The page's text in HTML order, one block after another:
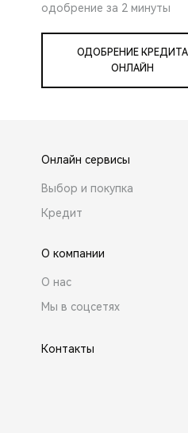
одобрение за 2 минуты
ОДОБРЕНИЕ КРЕДИТА
ОНЛАЙН
Онлайн сервисы
Выбор и покупка
Кредит
О компании
О нас
Мы в соцсетях
Контакты